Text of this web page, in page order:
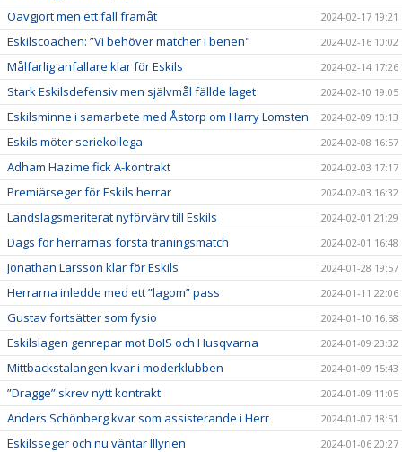
Oavgjort men ett fall framåt 2024-02-17 19:21
Eskilscoachen: ”Vi behöver matcher i benen" 2024-02-16 10:02
Målfarlig anfallare klar för Eskils 2024-02-14 17:26
Stark Eskilsdefensiv men självmål fällde laget 2024-02-10 19:05
Eskilsminne i samarbete med Åstorp om Harry Lomsten 2024-02-09 10:13
Eskils möter seriekollega 2024-02-08 16:57
Adham Hazime fick A-kontrakt 2024-02-03 17:17
Premiärseger för Eskils herrar 2024-02-03 16:32
Landslagsmeriterat nyförvärv till Eskils 2024-02-01 21:29
Dags för herrarnas första träningsmatch 2024-02-01 16:48
Jonathan Larsson klar för Eskils 2024-01-28 19:57
Herrarna inledde med ett ”lagom” pass 2024-01-11 22:06
Gustav fortsätter som fysio 2024-01-10 16:58
Eskilslagen genrepar mot BoIS och Husqvarna 2024-01-09 23:32
Mittbackstalangen kvar i moderklubben 2024-01-09 15:43
”Dragge” skrev nytt kontrakt 2024-01-09 11:05
Anders Schönberg kvar som assisterande i Herr 2024-01-07 18:51
Eskilsseger och nu väntar Illyrien 2024-01-06 20:27